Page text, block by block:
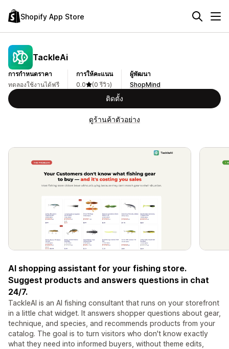
Shopify App Store
TackleAi
การกำหนดราคา
ทดลองใช้งานได้ฟรี
การให้คะแนน
0.0
(0 รีวิว)
ผู้พัฒนา
ShopMind
ติดตั้ง
ดูร้านค้าตัวอย่าง
AI shopping assistant for your fishing store.
Suggest products and answers questions in chat
24/7.
TackleAI is an AI fishing consultant that runs on your storefront
in a little chat widget. It answers shopper questions about gear,
technique, and species, and recommends products from your
catalog. The goal is to turn visitors who don't know exactly
what they need into informed buyers, without theme edits,